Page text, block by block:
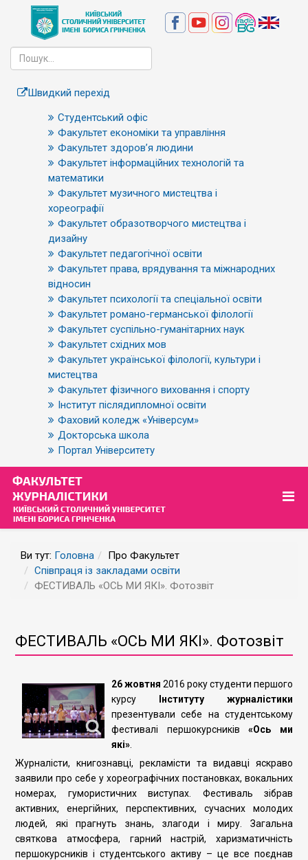
Швидкий перехід
Студентський офіс
Факультет економіки та управління
Факультет здоров’я людини
Факультет інформаційних технологій та
математики
Факультет музичного мистецтва і
хореографії
Факультет образотворчого мистецтва і
дизайну
Факультет педагогічної освіти
Факультет права, врядування та міжнародних
відносин
Факультет психології та спеціальної освіти
Факультет романо-германської філології
Факультет суспільно-гуманітарних наук
Факультет східних мов
Факультет української філології, культури і
мистецтва
Факультет фізичного виховання і спорту
Інститут післядипломної освіти
Фаховий коледж «Універсум»
Докторська школа
Портал Університету
Ви тут: Головна
Про Факультет
Співпраця із закладами освіти
ФЕСТИВАЛЬ «ОСЬ МИ ЯКІ». Фотозвіт
ФЕСТИВАЛЬ «ОСЬ МИ ЯКІ». Фотозвіт
26 жовтня 2016 року студенти першого
курсу
Інституту журналістики
презентували себе на студентському
фестивалі першокурсників«Ось ми
які»
Журналісти, книгознавці, рекламісти та видавці яскраво
заявили про себе у хореографічних постановках, вокальних
номерах, гумористичних виступах. Фестиваль зібрав
активних, енергійних, перспективних, сучасних молодих
людей, які прагнуть знань, злагоди і миру. Загальна
святкова атмосфера, гарний настрій, харизматичність
першокурсників і студентського активу – це все поєднав